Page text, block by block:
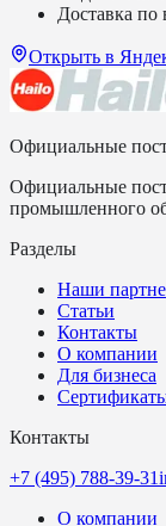
Доставка по
Открыть в
Официальные
Официальные
промышленного
Разделы
Наши
Статьи
Контакты
О компании
Для бизнеса
Контакты
+7 (495) 788-39-31
О компании